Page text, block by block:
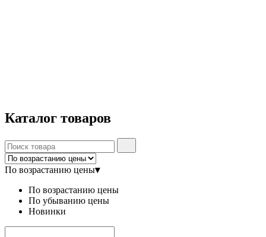
Каталог товаров
По возрастанию цены▾
По возрастанию цены
По убыванию цены
Новинки